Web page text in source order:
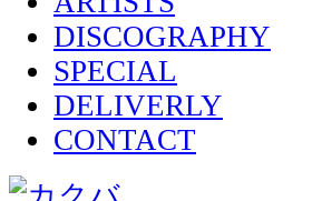
DISCOGRAPHY
SPECIAL
DELIVERLY
CONTACT